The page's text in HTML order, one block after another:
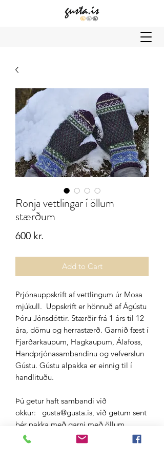
Ronja vettlingar í öllum
stærðum
600 kr.
Add to Cart
Prjónauppskrift af vettlingum úr Mosa
mjúkull. Uppskrift er hönnuð af Ágústu
Þóru Jónsdóttir. Stærðir frá 1 árs til 12
ára, dömu og herrastærð. Garnið fæst í
Fjarðarkaupum, Hagkaupum, Álafoss,
Handprjónasambandinu og vefverslun
Gústu. Gústu alpakka er einnig til í
handlituðu.
Þú getur haft sambandi við
okkur: gusta@gusta.is, við getum sent
þér pakka með garni með öllum
litunum fyrrir 3500 kr.